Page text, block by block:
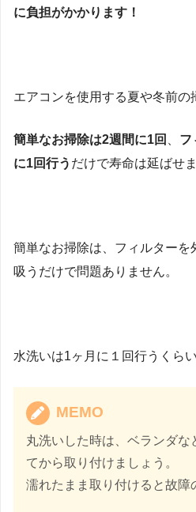
に負担がかかります！
エアコンを使用する夏や冬前の
簡単なお掃除は2週間に1回
フ
に1回行う だけで寿命は延ばせ
簡単なお掃除は、フィルターを
吸うだけで問題ありません。
水洗いは1ヶ月に１回行うくら
MEMO
丸洗いした時は、ベランダな
てから取り付けましょう。
濡れたまま取り付けると故